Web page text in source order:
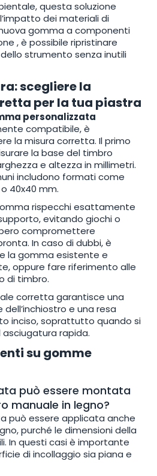
questa soluzione
dei materiali di
gomma a componenti
, è possibile ripristinare
strumento senza inutili
scegliere la
per la tua piastra
personalizzata
compatibile, è
la misura corretta. Il primo
la base del timbro
e altezza in millimetri.
includono formati come
40x40 mm.
rispecchi esattamente
evitando giochi o
compromettere
In caso di dubbi, è
la gomma esistente e
oppure fare riferimento alle
di timbro.
corretta garantisce una
e una resa
inciso, soprattutto quando si
rapida.
su gomme
può essere montata
manuale in legno?
può essere applicata anche
purché le dimensioni della
In questi casi è importante
di incollaggio sia piana e